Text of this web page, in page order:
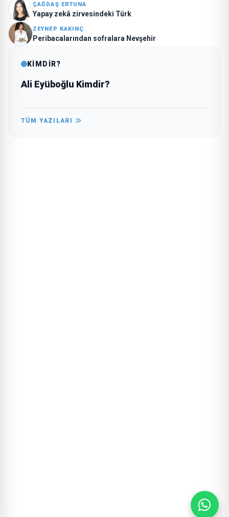
ÇAĞDAŞ ERTUNA
Yapay zekâ zirvesindeki Türk
ZEYNEP KAKINÇ
Peribacalarından sofralara Nevşehir
KİMDİR?
Ali Eyüboğlu Kimdir?
TÜM YAZILARI